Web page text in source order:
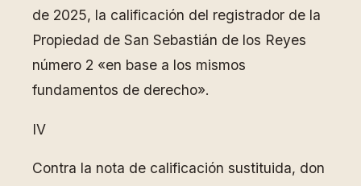
de 2025, la calificación del registrador de la
Propiedad de San Sebastián de los Reyes
número 2 «en base a los mismos
fundamentos de derecho».
IV
Contra la nota de calificación sustituida, don